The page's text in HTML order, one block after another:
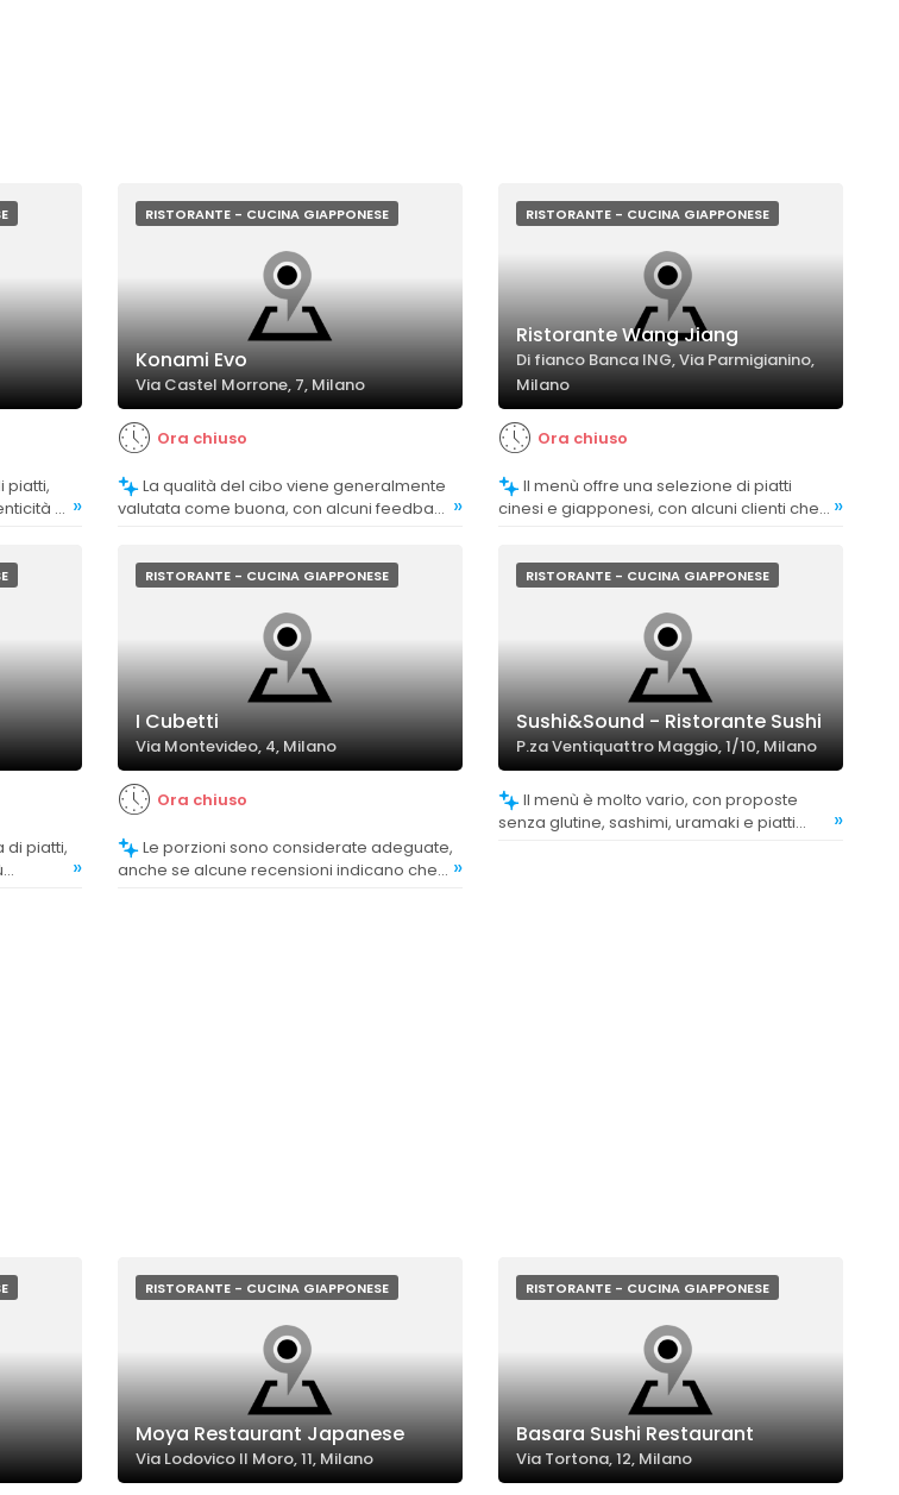
e »
RISTORANTE - CUCINA GIAPPONESE
Konami Evo
Via Castel Morrone, 7, Milano
Ora chiuso
La qualità del cibo viene generalmente
valutata come buona, con alcuni feedback
del riso e la qualità di alcuni piatti.
»
RISTORANTE - CUCINA GIAPPONESE
Ristorante Wang Jiang
Di fianco Banca ING, Via Parmigianino,
Milano
Ora chiuso
Il menù offre una selezione di piatti
cinesi e giapponesi, con alcuni clienti che
»
»
RISTORANTE - CUCINA GIAPPONESE
I Cubetti
Via Montevideo, 4, Milano
Ora chiuso
Le porzioni sono considerate adeguate,
anche se alcune recensioni indicano che
»
RISTORANTE - CUCINA GIAPPONESE
Sushi&Sound - Ristorante Sushi
P.za Ventiquattro Maggio, 1/10, Milano
Il menù è molto vario, con proposte
senza glutine, sashimi, uramaki e piatti
»
RISTORANTE - CUCINA GIAPPONESE
Moya Restaurant Japanese
Via Lodovico Il Moro, 11, Milano
RISTORANTE - CUCINA GIAPPONESE
Basara Sushi Restaurant
Via Tortona, 12, Milano